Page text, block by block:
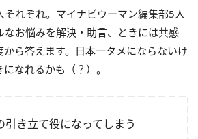
それぞれ。マイナビウーマン編集部5人
なお悩みを解決・助言、ときには共感
ら答えます。日本一タメにならないけ
なれるかも（？）。
き立て役になってしまう